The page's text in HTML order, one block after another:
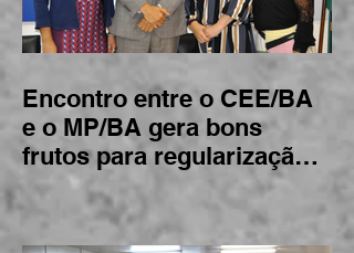
Encontro entre o CEE/BA
e o MP/BA gera bons
frutos para regularização
de instituições de ensino